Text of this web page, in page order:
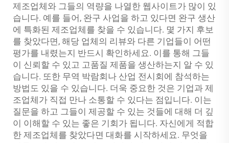
제조업체와 그들의 역량을 나열한 웹사이트가 많이 있
습니다. 예를 들어, 완구 사업을 하고 있다면 완구 생산
에 특화된 제조업체를 찾을 수 있습니다. 몇 가지 후보
를 찾았다면, 해당 업체의 리뷰와 다른 기업들이 어떤
평가를 내렸는지 반드시 확인하세요. 이를 통해 그들
이 신뢰할 수 있고 고품질 제품을 생산하는지 알 수 있
습니다. 또한 무역 박람회나 산업 전시회에 참석하는
방법도 있을 수 있습니다. 더욱 중요한 것은 기업과 제
조업체가 직접 만나 소통할 수 있다는 점입니다. 이는
질문을 하고 그들이 제공할 수 있는 것들에 대해 더 깊
이 이해할 수 있는 좋은 기회가 됩니다. 자신에게 적합
한 제조업체를 찾았다면 대화를 시작하세요. 무엇을